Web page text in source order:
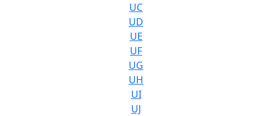
UC
UD
UE
UF
UG
UH
UI
UJ